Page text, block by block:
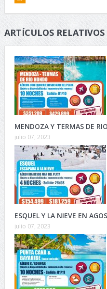
ARTÍCULOS RELATIVOS
MENDOZA Y TERMAS DE
julio 07, 2023
ESQUEL Y LA NIEVE EN
julio 07, 2023